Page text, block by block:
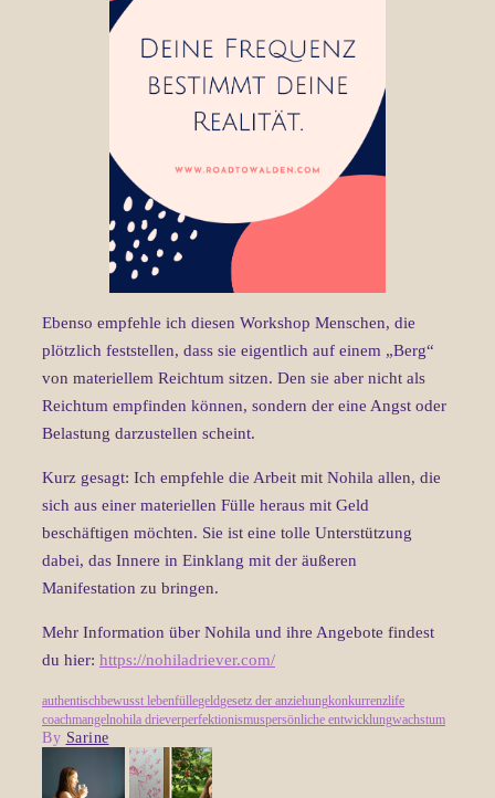
Ebenso empfehle ich diesen Workshop Menschen, die
plötzlich feststellen, dass sie eigentlich auf einem „Berg“
von materiellem Reichtum sitzen. Den sie aber nicht als
Reichtum empfinden können, sondern der eine Angst oder
Belastung darzustellen scheint.
Kurz gesagt: Ich empfehle die Arbeit mit Nohila allen, die
sich aus einer materiellen Fülle heraus mit Geld
beschäftigen möchten. Sie ist eine tolle Unterstützung
dabei, das Innere in Einklang mit der äußeren
Manifestation zu bringen.
Mehr Information über Nohila und ihre Angebote findest
du hier: https://nohiladriever.com/
authentischbewusst lebenfüllegeldgesetz der anziehungkonkurrenzlife
coachmangelnohila drieverperfektionismuspersönliche entwicklungwachstum
By Sarine